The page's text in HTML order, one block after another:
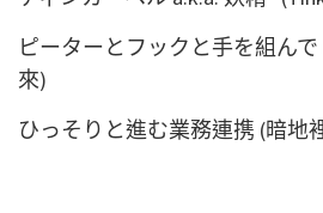
ピーターとフックと手を組んで
來)
ひっそりと進む業務連携 (暗地